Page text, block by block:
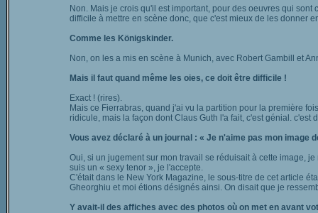
Non. Mais je crois qu'il est important, pour des oeuvres qui
difficile à mettre en scène donc, que c'est mieux de les donner
Comme les Königskinder.
Non, on les a mis en scène à Munich, avec Robert Gambill et
Mais il faut quand même les oies, ce doit être difficile !
Exact ! (rires).
Mais ce Fierrabras, quand j'ai vu la partition pour la première
ridicule, mais la façon dont Claus Guth l'a fait, c'est génial. c'est
Vous avez déclaré à un journal : « Je n'aime pas mon image
Oui, si un jugement sur mon travail se réduisait à cette image,
suis un « sexy tenor », je l'accepte.
C'était dans le New York Magazine, le sous-titre de cet article
Gheorghiu et moi étions désignés ainsi. On disait que je
Y avait-il des affiches avec des photos où on met en avant